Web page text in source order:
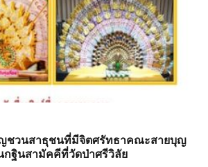
ชวนสาธุชนที่มีจิตศรัทธาคณะสายบุญ
ฐินสามัคคีที่วัดป่าศรีวิลัย